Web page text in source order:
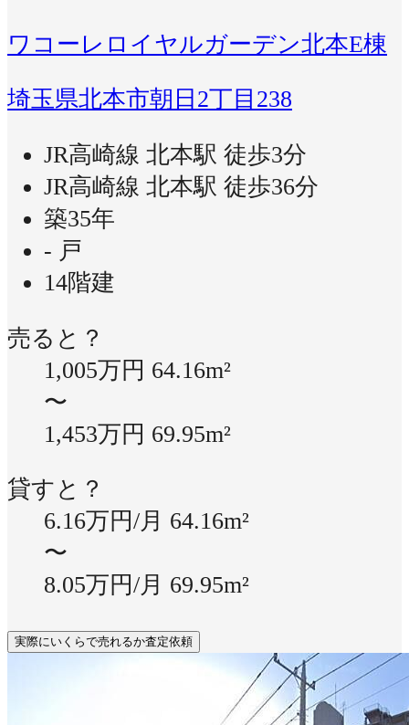
ワコーレロイヤルガーデン北本E棟
埼玉県北本市朝日2丁目238
JR高崎線 北本駅 徒歩3分
JR高崎線 北本駅 徒歩36分
築35年
- 戸
14階建
売ると？
1,005万円 64.16m²
〜
1,453万円 69.95m²
貸すと？
6.16万円/月 64.16m²
〜
8.05万円/月 69.95m²
実際にいくらで売れるか査定依頼